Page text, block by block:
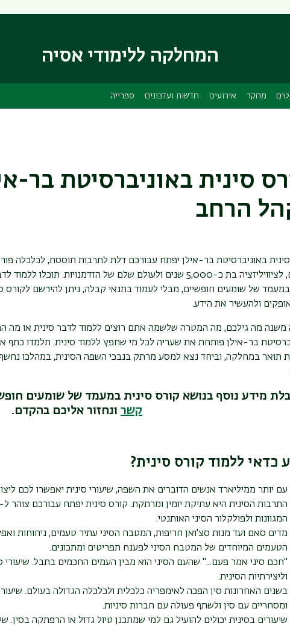
ראשי
המחלקה ללימודי אסיה
מחקר אירועים חדשות ועדכונים ספרייה
סינית באוניברסיטת בר-
הרחב
באוניברסיטת בר-אילן יפתח עבורכם דלת לתרבות תוססת, לכלכלה
בעולם, לציוויליזציה בת כ-5,000 שנים ולעולם שלם של
במעמד של שומעים חופשיים, מבלי לעמוד בתנאי קבלה, ניתן להירשם לקורס
ולהעשיר את הידע.
משנה מה גילכם, מה המטרה שלשמה אתם רוצים ללמוד לדבר סינית או מה
בר-אילן פותחת את שעריה לכל מי שחפץ ללמוד סינית. תלמדו כתף
תואר במחלקה, וביחד נצא למסע מרתק בנבכי השפה הסינית, במהלכו
מידע נוסף בנושא קורס סינית במעמד של שומעים
קשרונחזור אליכם בהקדם.
כדאי ללמוד קורס סינית?
עם יותר ממיליארד אנשים הדוברים את השפה, שיעורי סינית יאפשרו לכם
המגוונות ולפולקלור הסיני האותנטי.
מדים סאם ועד מנות סצ'ואן חריפות, המטבח הסיני עתיר טעמים, ניחוחות
הטעמים המיוחדים של המטבח הסיני לפענח תפריטים ומתכונים.
"חכם סיני אמר פעם..." שהעם הסיני הוא מבין העמים החכמים בתבל. שיעורי
וליצירתיות הסינית.
בשנים האחרונות סין הפכה לאימפריה כלכלית ולכלכלה הגדולה בעולם.
ומסחריים עם סין ולשתף פעולה עם חברות סיניות.
שיעורים בסינית יכולים להועיל גם למי שמתכנן טיול גדול או הרפתקה